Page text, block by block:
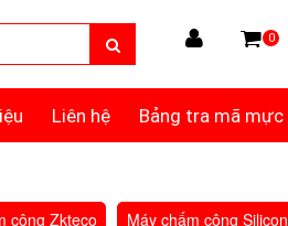
0
Liên hệ Bảng tra mã mực
công Zkteco Máy chấm công Silicon